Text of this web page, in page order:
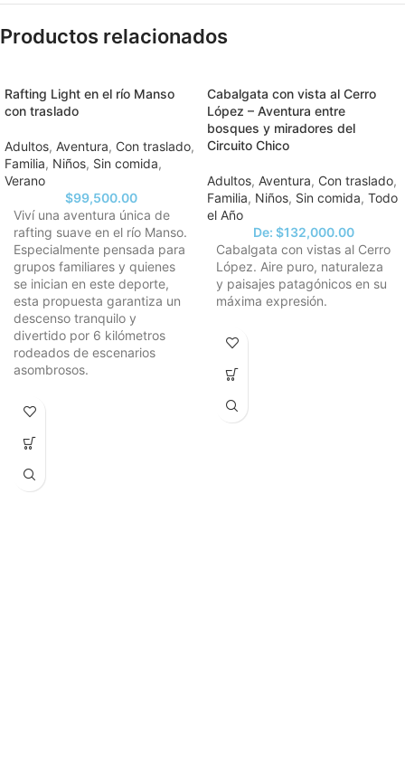
Productos relacionados
Rafting Light en el río Manso
con traslado
Adultos, Aventura, Con traslado,
Familia, Niños, Sin comida,
Verano
$99,500.00
Viví una aventura única de
rafting suave en el río Manso.
Especialmente pensada para
grupos familiares y quienes
se inician en este deporte,
esta propuesta garantiza un
descenso tranquilo y
divertido por 6 kilómetros
rodeados de escenarios
asombrosos.
Cabalgata con vista al Cerro
López – Aventura entre
bosques y miradores del
Circuito Chico
Adultos, Aventura, Con traslado,
Familia, Niños, Sin comida, Todo
el Año
De: $132,000.00
Cabalgata con vistas al Cerro
López. Aire puro, naturaleza
y paisajes patagónicos en su
máxima expresión.